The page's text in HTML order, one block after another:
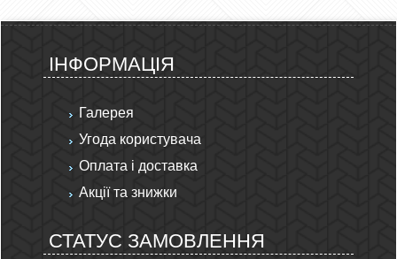
ІНФОРМАЦІЯ
Галерея
Угода користувача
Оплата і доставка
Акції та знижки
СТАТУС ЗАМОВЛЕННЯ